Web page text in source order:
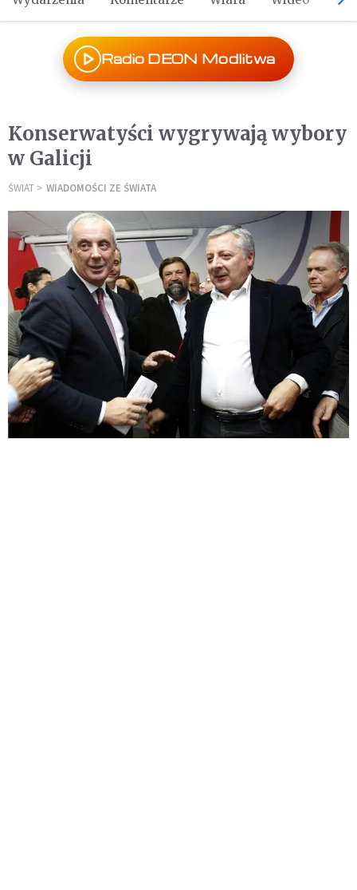
Radio DEON Modlitwa
Konserwatyści wygrywają wybory
w Galicji
ŚWIAT WIADOMOŚCI ZE ŚWIATA